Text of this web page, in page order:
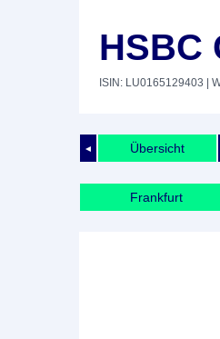
HSBC
ISIN: LU0165129403 |
◄ Übersicht
Frankfurt